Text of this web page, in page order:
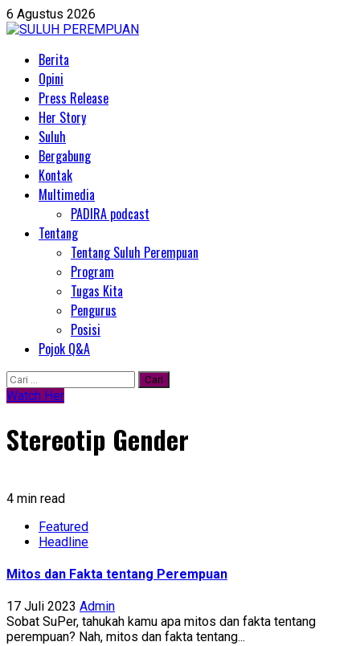
Skip
to
6 Agustus 2026
PrimaryBerita
Opini
Press Release
Her Story
Suluh
Bergabung
Kontak
Multimedia
PADIRA podcast
Tentang
Tentang Suluh Perempuan
Program
Tugas Kita
Pengurus
Posisi
Pojok Q&A
Cari
untuk:
Watch Her
Stereotip Gender
4 min read
Featured
Headline
Mitos dan Fakta tentang Perempuan
17 Juli 2023 Admin
Sobat SuPer, tahukah kamu apa mitos dan fakta tentang
perempuan? Nah, mitos dan fakta tentang...